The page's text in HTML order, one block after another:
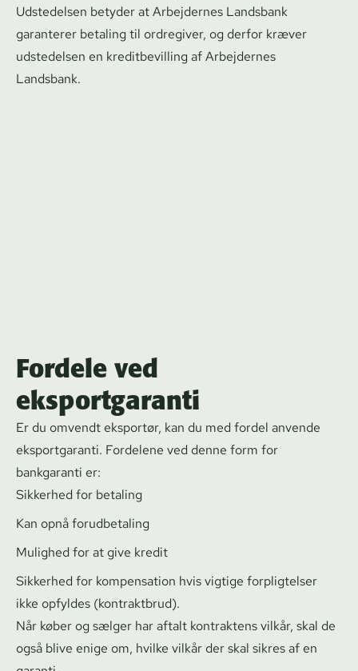
Udstedelsen betyder at Arbejdernes Landsbank
garanterer betaling til ordregiver, og derfor kræver
udstedelsen en kre­dit­be­vil­ling af Arbejdernes
Landsbank.
Fordele ved
eksportgaranti
Er du omvendt eksportør, kan du med fordel anvende
eksportgaranti. Fordelene ved denne form for
bankgaranti er:
Sikkerhed for betaling
Kan opnå forudbetaling
Mulighed for at give kredit
Sikkerhed for kompensation hvis vigtige forpligtelser
ikke opfyldes (kontraktbrud).
Når køber og sælger har aftalt kontraktens vilkår, skal de
også blive enige om, hvilke vilkår der skal sikres af en